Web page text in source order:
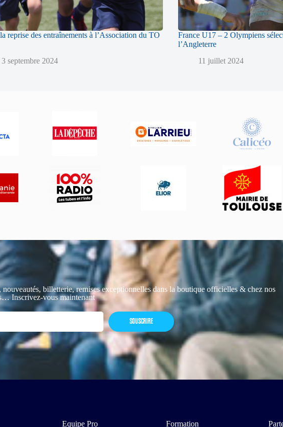
reprise des entraînements à l’Association du TO
3 septembre 2024
France U17 – 2 Olympiens
l’Angleterre
11 juillet 2024
nouveautés, billetterie, remises exceptionnelles dans la boutique officielles & chez nos
Inscrivez-vous maintenant
SOUSCRIRE
Equipe Pro Formation